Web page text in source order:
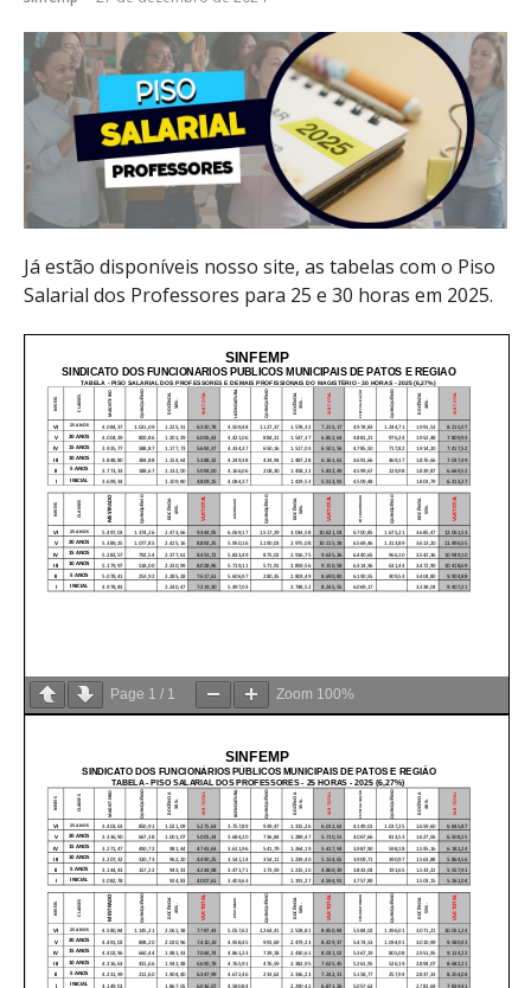
Já estão disponíveis nosso site, as tabelas com o Piso
Salarial dos Professores para 25 e 30 horas em 2025.
Page 1 / 1 Zoom 100%